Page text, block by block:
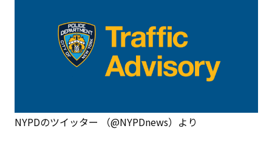
NYPDのツイッター （@NYPDnews）より